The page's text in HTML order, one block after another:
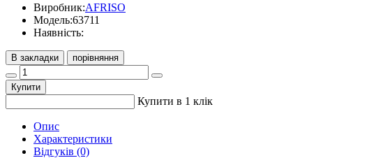
Виробник:AFRISO
Модель:63711
Наявність:
В закладки порівняння
Купити
Купити в 1 клік
Опис
Характеристики
Відгуків (0)